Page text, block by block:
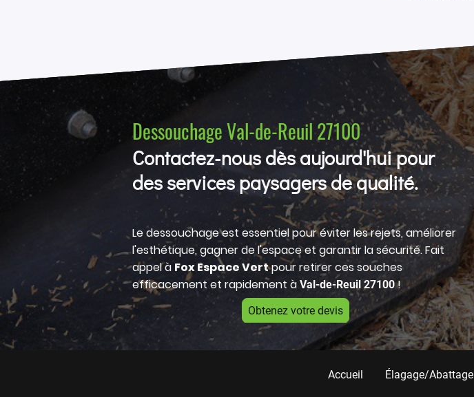
Dessouchage Val-de-Reuil 27100
Contactez-nous dès aujourd'hui pour
des services paysagers de qualité.
Le dessouchage est essentiel pour éviter les rejets, améliorer
l'esthétique, gagner de l'espace et garantir la sécurité. Fait
appel à Fox Espace Vertpour retirer ces souches
efficacement et rapidement à Val-de-Reuil 27100!
Obtenez votre devis
Accueil Élagage/Abattage